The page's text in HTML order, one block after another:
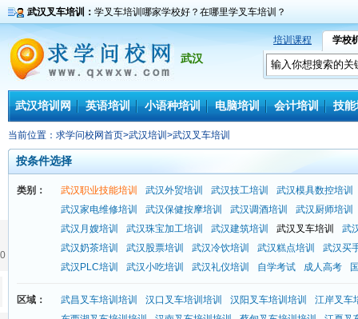
武汉叉车培训： 学叉车培训哪家学校好？在哪里学叉车培训？
武汉
培训课程 学校
武汉培训网 英语培训 小语种培训 电脑培训 会计培训 技能
当前位置： 求学问校网首页>武汉培训 >武汉叉车培训
按条件选择
类别： 武汉职业技能培训 武汉外贸培训 武汉技工培训
武汉模具数控培训
武汉家电维修培训
武汉保健按摩培训 武汉调酒培训
武汉厨师培训
武汉月嫂培训
武汉珠宝加工培训 武汉建筑培训 武汉叉车培训
武
武汉奶茶培训
武汉股票培训 武汉冷饮培训 武汉糕点培训
武汉买
武汉PLC培训
武汉小吃培训 武汉礼仪培训 自学考试 成人高考
区域： 武昌叉车培训培训 汉口叉车培训培训 汉阳叉车培训培训
江岸叉车